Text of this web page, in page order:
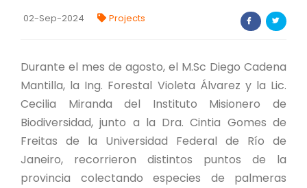
AUTORIZACIONES
PROGRAMAS Y PROYECTOS
PROGRAMAS
PROYECTO ÁGUILAS DE MISIONES
02-Sep-2024 Projects
Durante el mes de agosto, el M.Sc Diego Cadena
Mantilla, la Ing. Forestal Violeta Álvarez y la Lic.
Cecilia Miranda del Instituto Misionero de
Biodiversidad, junto a la Dra. Cintia Gomes de
Freitas de la Universidad Federal de Río de
Janeiro, recorrieron distintos puntos de la
provincia colectando especies de palmeras